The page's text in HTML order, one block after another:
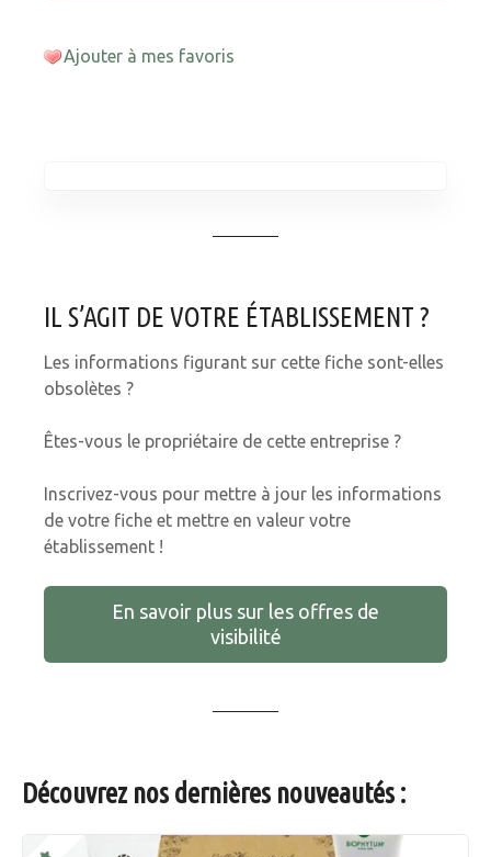
Ajouter à mes favoris
IL S’AGIT DE VOTRE ÉTABLISSEMENT ?
Les informations figurant sur cette fiche sont-elles
obsolètes ?
Êtes-vous le propriétaire de cette entreprise ?
Inscrivez-vous pour mettre à jour les informations
de votre fiche et mettre en valeur votre
établissement !
En savoir plus sur les offres de
visibilité
Découvrez nos dernières nouveautés :